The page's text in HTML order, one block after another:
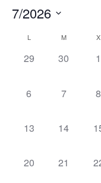
7/2026
fecha.
Calendario
de
Eventos
L M X
0 eventos,
29 0 eventos,
30 1
0 eventos,
6 0 eventos,
7 8
0 eventos,
13 0 eventos,
14
0 eventos,
20 0 eventos,
21 0